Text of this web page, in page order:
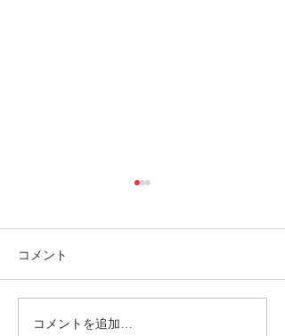
平野年度：週報no.3を
コメント
コメントを追加…